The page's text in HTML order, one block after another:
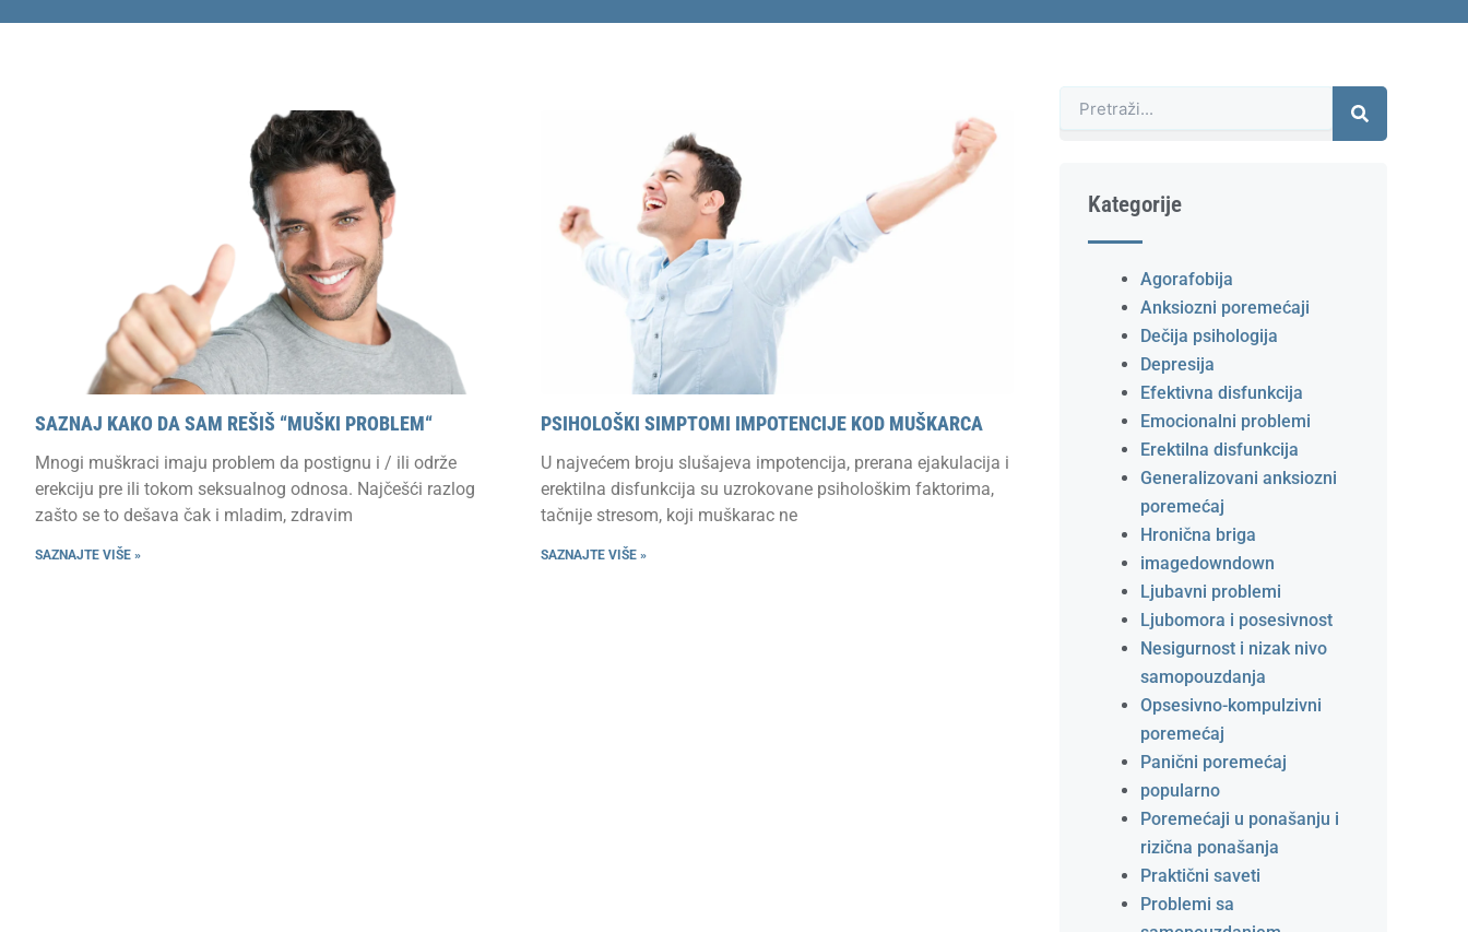
SAZNAJ KAKO DA SAM REŠIŠ “MUŠKI PROBLEM“
Mnogi muškraci imaju problem da postignu i / ili održe
erekciju pre ili tokom seksualnog odnosa. Najčešći razlog
zašto se to dešava čak i mladim, zdravim
SAZNAJTE VIŠE »
PSIHOLOŠKI SIMPTOMI IMPOTENCIJE KOD MUŠKARCA
U najvećem broju slušajeva impotencija, prerana ejakulacija i
erektilna disfunkcija su uzrokovane psihološkim faktorima,
tačnije stresom, koji muškarac ne
SAZNAJTE VIŠE »
Претрага
Kategorije
Agorafobija
Anksiozni poremećaji
Dečija psihologija
Depresija
Efektivna disfunkcija
Emocionalni problemi
Erektilna disfunkcija
Generalizovani anksiozni
poremećaj
Hronična briga
imagedowndown
Ljubavni problemi
Ljubomora i posesivnost
Nesigurnost i nizak nivo
samopouzdanja
Opsesivno-kompulzivni
poremećaj
Panični poremećaj
popularno
Poremećaji u ponašanju i
rizična ponašanja
Praktični saveti
Problemi sa